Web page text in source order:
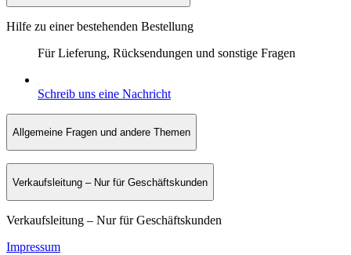
Hilfe zu einer bestehenden Bestellung
Für Lieferung, Rücksendungen und sonstige Fragen
Schreib uns eine Nachricht
Allgemeine Fragen und andere Themen
Verkaufsleitung – Nur für Geschäftskunden
Verkaufsleitung – Nur für Geschäftskunden
Impressum